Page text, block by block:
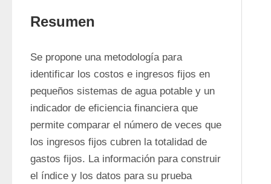
Resumen
Se propone una metodología para
identificar los costos e ingresos fijos en
pequeños sistemas de agua potable y un
indicador de eficiencia financiera que
permite comparar el número de veces que
los ingresos fijos cubren la totalidad de
gastos fijos. La información para construir
el índice y los datos para su prueba